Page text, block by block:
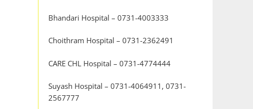
Bhandari Hospital – 0731-4003333
Choithram Hospital – 0731-2362491
CARE CHL Hospital – 0731-4774444
Suyash Hospital – 0731-4064911, 0731-
2567777